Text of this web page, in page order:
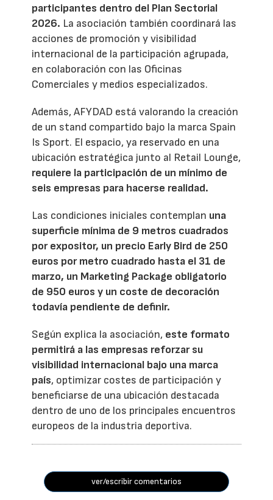
participantes dentro del Plan Sectorial
2026. La asociación también coordinará las
acciones de promoción y visibilidad
internacional de la participación agrupada,
en colaboración con las Oficinas
Comerciales y medios especializados.
Además, AFYDAD está valorando la creación
de un stand compartido bajo la marca Spain
Is Sport. El espacio, ya reservado en una
ubicación estratégica junto al Retail Lounge,
requiere la participación de un mínimo de
seis empresas para hacerse realidad.
Las condiciones iniciales contemplan una
superficie mínima de 9 metros cuadrados
por expositor, un precio Early Bird de 250
euros por metro cuadrado hasta el 31 de
marzo, un Marketing Package obligatorio
de 950 euros y un coste de decoración
todavía pendiente de definir.
Según explica la asociación, este formato
permitirá a las empresas reforzar su
visibilidad internacional bajo una marca
país, optimizar costes de participación y
beneficiarse de una ubicación destacada
dentro de uno de los principales encuentros
europeos de la industria deportiva.
ver/escribir comentarios